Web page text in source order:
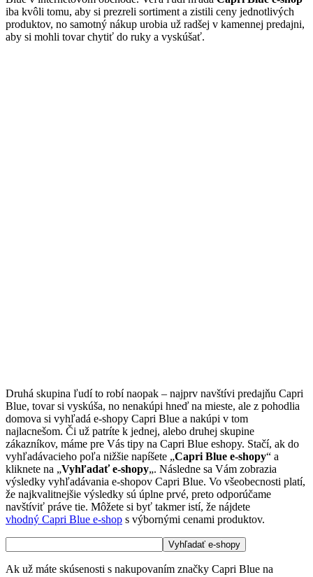
iba kvôli tomu, aby si prezreli sortiment a zistili ceny jednotlivých
produktov, no samotný nákup urobia už radšej v kamennej predajni,
aby si mohli tovar chytiť do ruky a vyskúšať.
Druhá skupina ľudí to robí naopak – najprv navštívi predajňu Capri
Blue, tovar si vyskúša, no nenakúpi hneď na mieste, ale z pohodlia
domova si vyhľadá e-shopy Capri Blue a nakúpi v tom
najlacnešom. Či už patríte k jednej, alebo druhej skupine
zákazníkov, máme pre Vás tipy na Capri Blue eshopy. Stačí, ak do
vyhľadávacieho poľa nižšie napíšete „Capri Blue e-shopy“ a
kliknete na „Vyhľadať e-shopy„. Následne sa Vám zobrazia
výsledky vyhľadávania e-shopov Capri Blue. Vo všeobecnosti platí,
že najkvalitnejšie výsledky sú úplne prvé, preto odporúčame
navštíviť práve tie. Môžete si byť takmer istí, že nájdete
vhodný Capri Blue e-shop s výbornými cenami produktov.
Ak už máte skúsenosti s nakupovaním značky Capri Blue na